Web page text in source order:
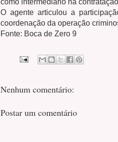
O agente articulou a
coordenação da operação
Fonte: Boca de Zero 9
Nenhum comentário:
Postar um comentário